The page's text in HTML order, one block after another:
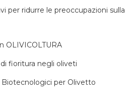
per ridurre le preoccupazioni sulla
OLIVICOLTURA
fioritura negli oliveti
per Olivetto